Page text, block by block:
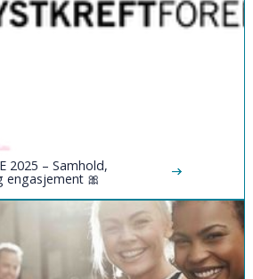
2025 – Samhold,
engasjement 🎀